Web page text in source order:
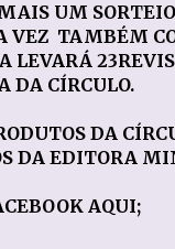
UM
VEZ TAMBÉM
LEVARÁ
DA CÍRCULO.
DA
DA EDITORA
AQUI;